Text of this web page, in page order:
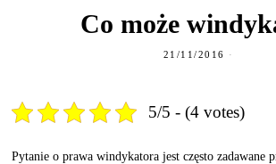
Co może
21/11/2016
5/5 - (4 votes)
Pytanie o prawa windykatora jest często zadawane